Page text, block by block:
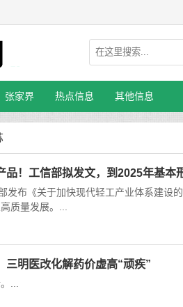
张家界 热点信息 其他信息
品！工信部拟发文，到2025年基本
布《关于加快现代轻工产业体系建设
质量发展。...
三明医改化解药价虚高“顽疾”
...